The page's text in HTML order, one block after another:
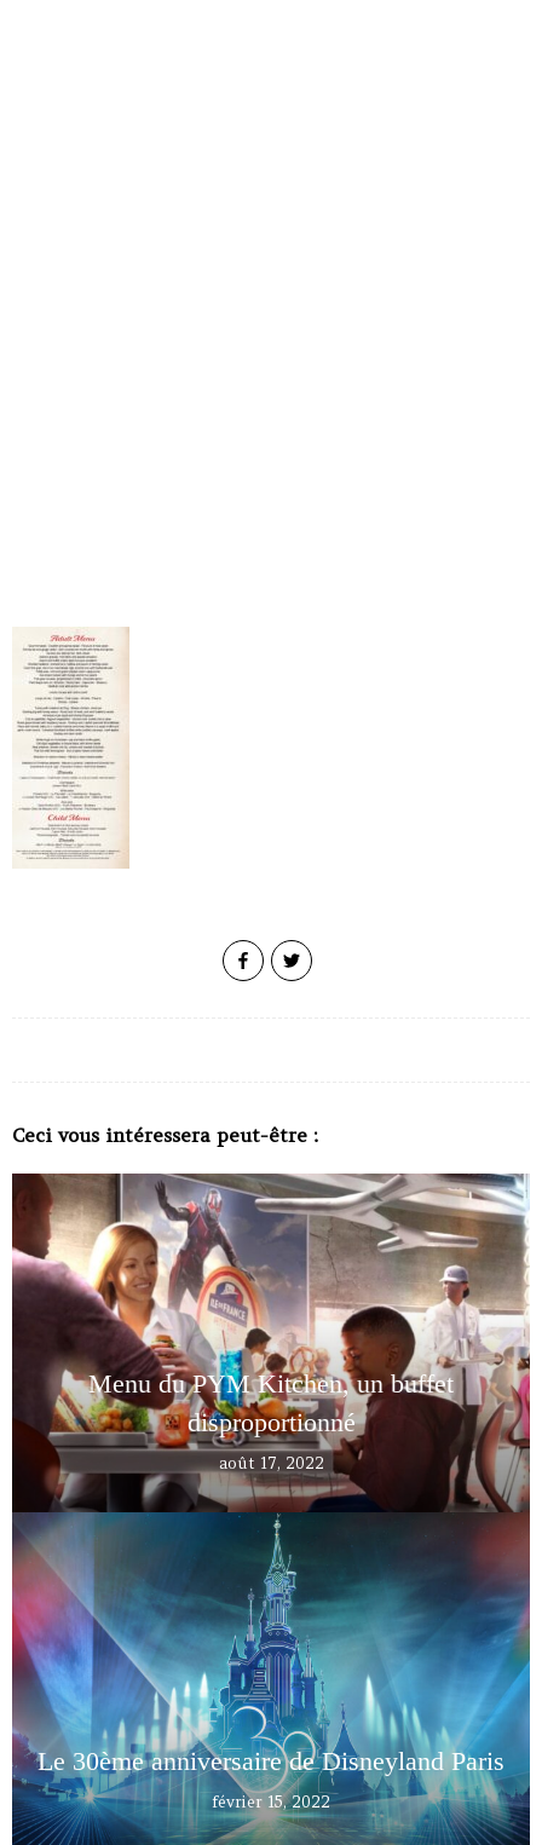
Ceci vous intéressera peut-être :
Menu du PYM Kitchen, un buffet
disproportionné
août 17, 2022
Le 30ème anniversaire de Disneyland Paris
février 15, 2022